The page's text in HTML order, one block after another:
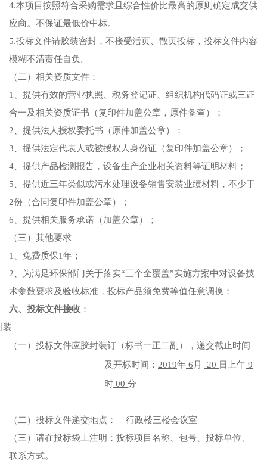
4.本项目按照符合采购需求且综合性价比最高的原则确定成交供
应商。不保证最低价中标。
5.投标文件请胶装密封，不接受活页、散页投标，投标文件内容
模糊不清责任自负。
（二）相关资质文件：
1、 提供有效的营业执照、税务登记证、组织机构代码证或三证
合一及相关资质证书（复印件加盖公章，原件备查）；
2、提供法人授权委托书（原件加盖公章）；
3、提供法定代表人或被授权人身份证（复印件加盖公章）；
4、提供产品检测报告，设备生产企业相关资料等证明材料；
5、提供近三年类似或污水处理设备销售安装业绩材料，不少于
2份（合同复印件加盖公章）；
6、提供相关服务承诺（加盖公章）；
（三）其他要求
1、免费质保1年；
2、为满足环保部门关于落实“三个全覆盖”实施方案中对设备技
术参数要求及验收标准，投标产品须免费等值任意调换；
六、投标文件接收 ：
装
（一）投标文件应胶封装订（标书一正二副），递交截止时间
及开标时间： 2019年 6 月 20 日上午 9
时 00 分
（二）投标文件递交地点：
行政楼三楼会议室
（三）请在投标袋上注明：投标项目名称、包号、投标单位、
联系方式。